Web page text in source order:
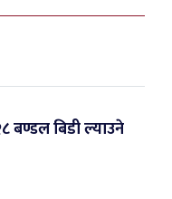
बण्डल बिडी ल्याउने